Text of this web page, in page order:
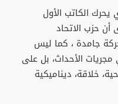
الكاتب الأول
حزب الاتحاد
جامدة ، كما ليس
مجريات الأحداث، بل على
خلاقة، ديناميكية